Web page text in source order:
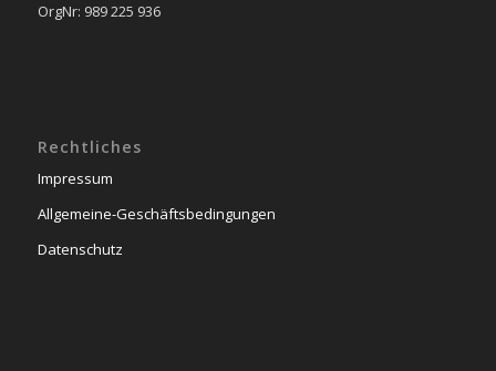
OrgNr: 989 225 936
Rechtliches
Impressum
Allgemeine-Geschäftsbedingungen
Datenschutz